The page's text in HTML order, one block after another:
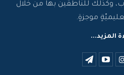
وكذلك للناطقين بها من خلال
موجزةٍ.
المزيد...